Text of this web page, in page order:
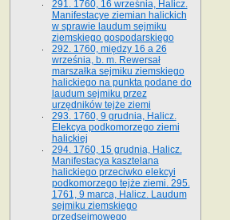
291. 1760, 16 września, Halicz.
Manifestacye ziemian halickich
w sprawie laudum sejmiku
ziemskiego gospodarskiego
292. 1760, między 16 a 26
września, b. m. Rewersał
marszałka sejmiku ziemskiego
halickiego na punkta podane do
laudum sejmiku przez
urzędników tejże ziemi
293. 1760, 9 grudnia, Halicz.
Elekcya podkomorzego ziemi
halickiej
294. 1760, 15 grudnia, Halicz.
Manifestacya kasztelana
halickiego przeciwko elekcyi
podkomorzego tejże ziemi. 295.
1761, 9 marca, Halicz. Laudum
sejmiku ziemskiego
przedsejmowego